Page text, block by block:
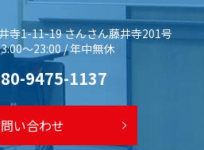
寺1-11-19 さんさん藤井寺201号
～23:00 / 年中無休
9475-1137
い合わせ